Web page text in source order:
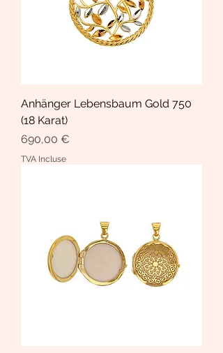
Anhänger Lebensbaum Gold 750
(18 Karat)
Prix
690,00 €
TVA Incluse